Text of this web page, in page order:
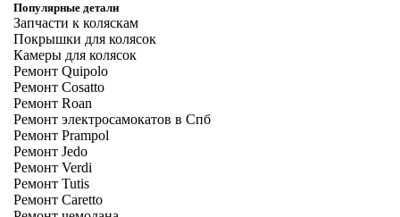
Популярные детали
Запчасти к коляскам
Покрышки для колясок
Камеры для колясок
Ремонт Quipolo
Ремонт Cosatto
Ремонт Roan
Ремонт электросамокатов в Спб
Ремонт Prampol
Ремонт Jedo
Ремонт Verdi
Ремонт Tutis
Ремонт Caretto